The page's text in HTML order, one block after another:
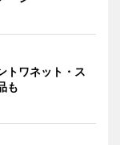
トワネット・ス
も